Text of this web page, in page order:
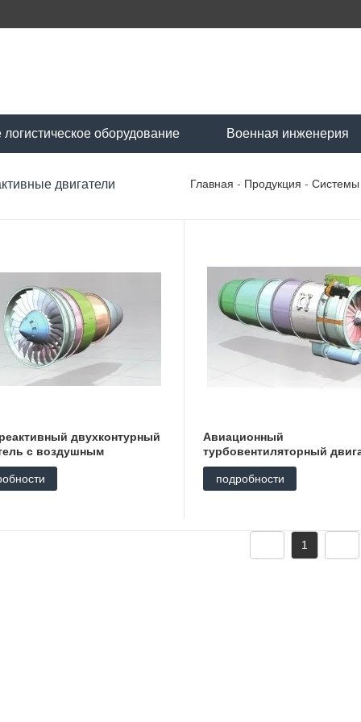
оборудование Военная инженерия
двигатели Главная - Продукция - Системы
двухконтурный
с воздушным
HQ900G
Авиационный
турбовентиляторный
HQ600WS
подробности
1